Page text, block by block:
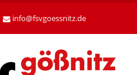
info fsvgoessnitzde